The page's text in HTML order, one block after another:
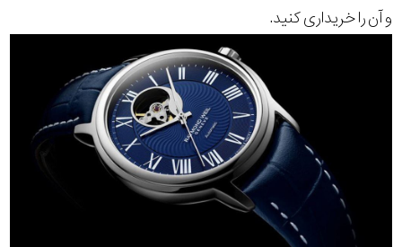
و آن را خریداری کنید.